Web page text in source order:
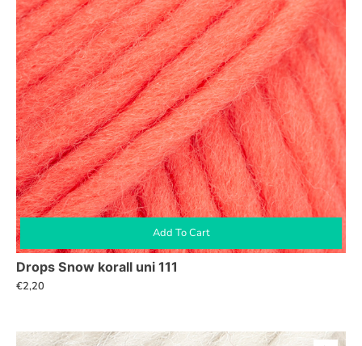
Add To Cart
Drops Snow korall uni 111
€2,20